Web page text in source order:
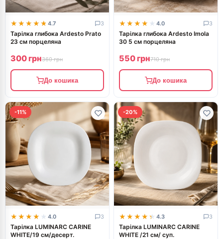
★★★★★
★★★★★ 4.7 3
Тарілка глибока Ardesto Prato
23 см порцеляна
300 грн360 грн
До кошика
★★★★★
★★★★★ 4.0 3
Тарілка глибока Ardesto Imola
30 5 см порцеляна
550 грн710 грн
До кошика
-11%
★★★★★
★★★★★ 4.0 3
Тарілка LUMINARC CARINE
WHITE/19 см/десерт.
-20%
★★★★★
★★★★★ 4.3 3
Тарілка LUMINARC CARINE
WHITE /21 см/ суп.